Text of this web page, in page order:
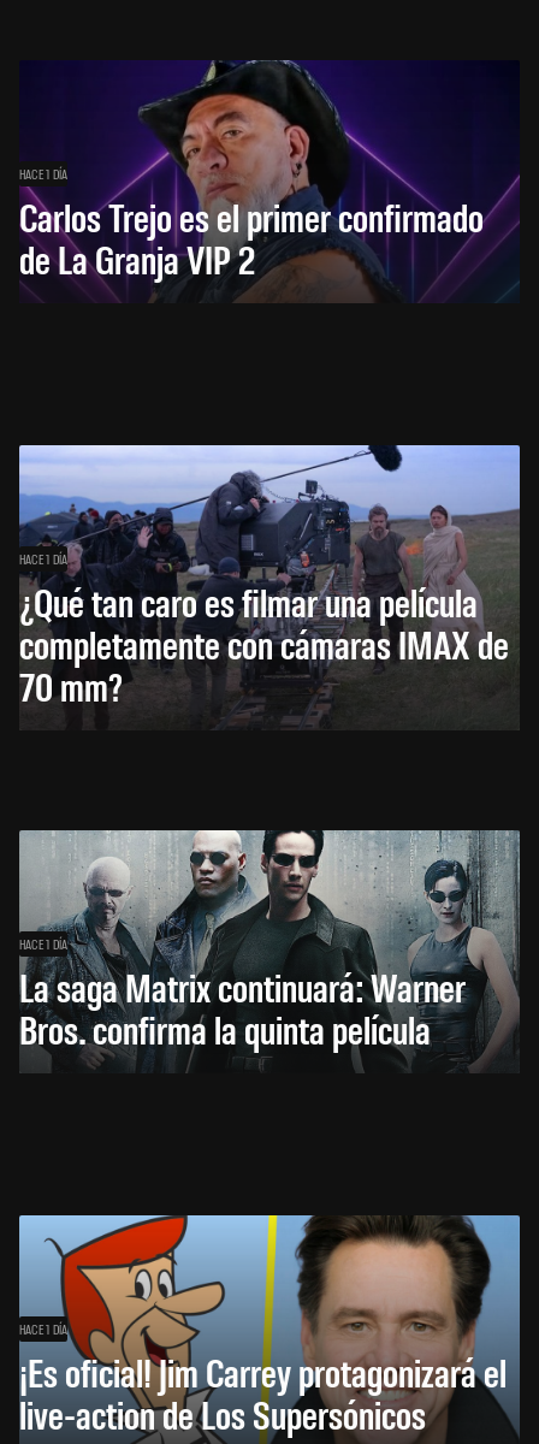
HACE 1 DÍA
Carlos Trejo es el primer confirmado
de La Granja VIP 2
HACE 1 DÍA
¿Qué tan caro es filmar una película
completamente con cámaras IMAX de
70 mm?
HACE 1 DÍA
La saga Matrix continuará: Warner
Bros. confirma la quinta película
HACE 1 DÍA
¡Es oficial! Jim Carrey protagonizará el
live-action de Los Supersónicos